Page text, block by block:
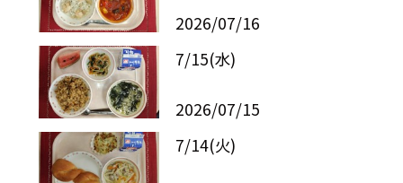
2026/07/16
7/15(水)
2026/07/15
7/14(火)